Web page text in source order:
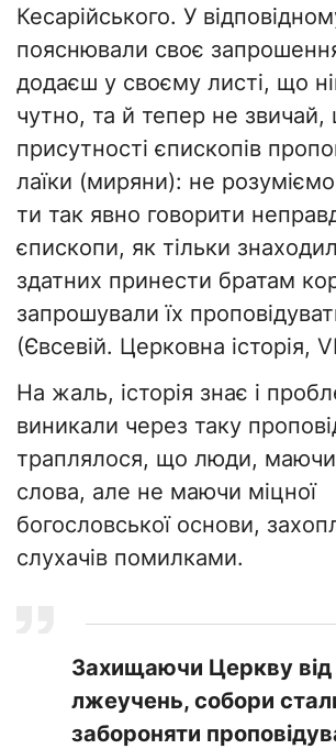
Кесарійського. У
пояснювали своє
додаєш у своєму листі, що
чутно, та й тепер не
присутності єпископів
лаїки (миряни): не
ти так явно говорити
єпископи, як тільки
здатних принести братам
запрошували їх
(Євсевій. Церковна історія,
На жаль, історія знає і
виникали через таку
траплялося, що люди, маючи
слова, але не маючи міцної
богословської основи,
слухачів помилками.
Захищаючи Церкву від
лжеучень, собори
забороняти